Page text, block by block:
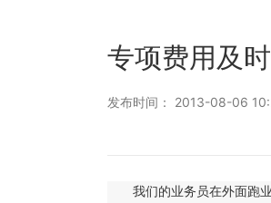
专项费用及
发布时间： 2013-08-06
我们的业务员在外面跑